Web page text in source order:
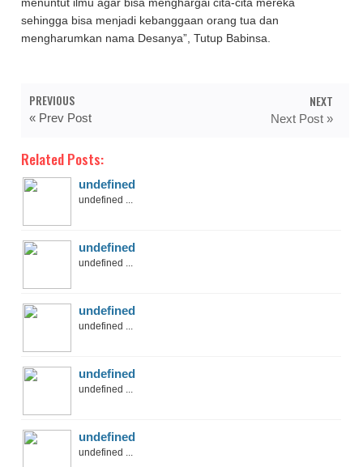
menuntut ilmu agar bisa menghargai cita-cita mereka
sehingga bisa menjadi kebanggaan orang tua dan
mengharumkan nama Desanya”, Tutup Babinsa.
PREVIOUS
« Prev Post
NEXT
Next Post »
Related Posts:
undefined
undefined ...
undefined
undefined ...
undefined
undefined ...
undefined
undefined ...
undefined
undefined ...